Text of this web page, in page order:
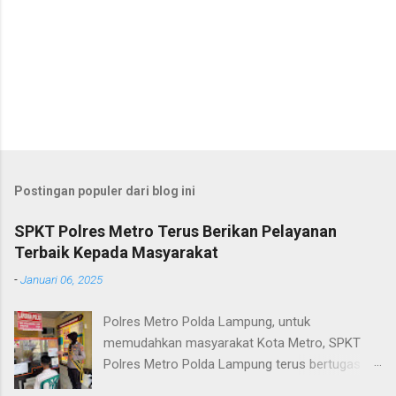
Postingan populer dari blog ini
SPKT Polres Metro Terus Berikan Pelayanan
Terbaik Kepada Masyarakat
-Januari 06, 2025
Polres Metro Polda Lampung, untuk
memudahkan masyarakat Kota Metro, SPKT
Polres Metro Polda Lampung terus bertugas